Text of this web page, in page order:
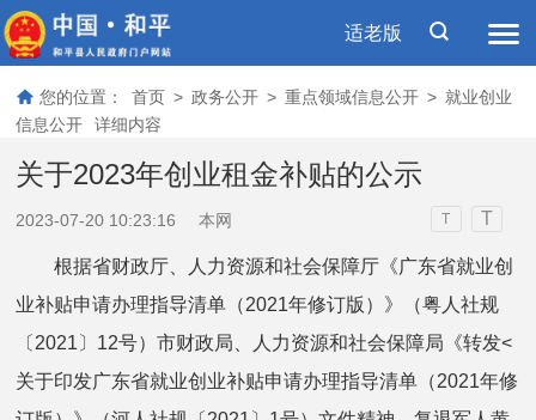
适老版
您的位置： 首页 > 政务公开 > 重点领域信息公开 > 就业创业
信息公开
详细内容
关于2023年创业租金补贴的公示
2023-07-20 10:23:16 本网 T T
根据省财政厅、人力资源和社会保障厅《广东省就业创
业补贴申请办理指导清单（2021年修订版）》（粤人社规
〔2021〕12号）市财政局、人力资源和社会保障局《转发<
关于印发广东省就业创业补贴申请办理指导清单（2021年修